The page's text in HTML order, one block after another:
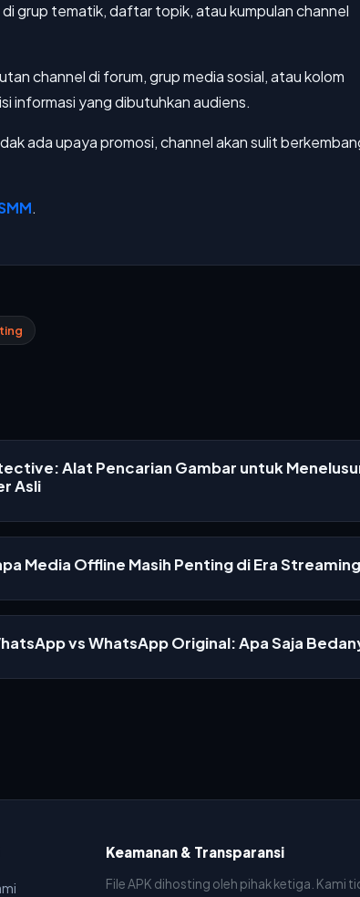
grup tematik, daftar topik, atau kumpulan channel
channel di forum, grup media sosial, atau kolom
informasi yang dibutuhkan audiens.
ada upaya promosi, channel akan sulit
.
Alat Pencarian Gambar untuk
Asli
Media Offline Masih Penting di Era Streaming
vs WhatsApp Original: Apa Saja
Keamanan & Transparansi
File APK dihosting oleh pihak ketiga. Kami